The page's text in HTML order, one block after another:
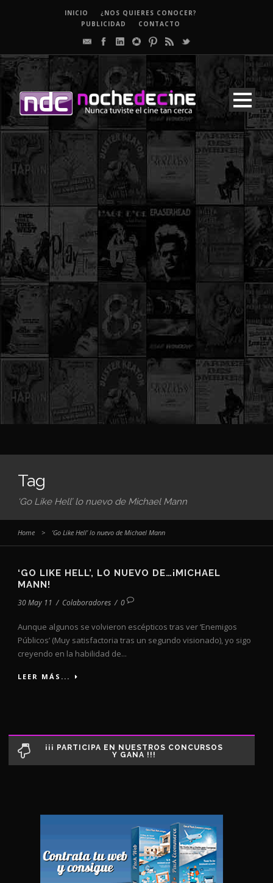
INICIO
¿NOS QUIERES CONOCER?
PUBLICIDAD
CONTACTO
Tag
‘Go Like Hell’ lo nuevo de Michael Mann
Home > ‘Go Like Hell’ lo nuevo de Michael Mann
‘GO LIKE HELL’, LO NUEVO DE…¡MICHAEL
MANN!
30 May 11 / Colaboradores / 0
Aunque algunos se volvieron escépticos tras ver ‘Enemigos
Públicos’ (Muy satisfactoria tras un segundo visionado), yo sigo
creyendo en la habilidad de...
LEER MÁS...
¡¡¡ PARTICIPA EN NUESTROS CONCURSOS
Y GANA !!!